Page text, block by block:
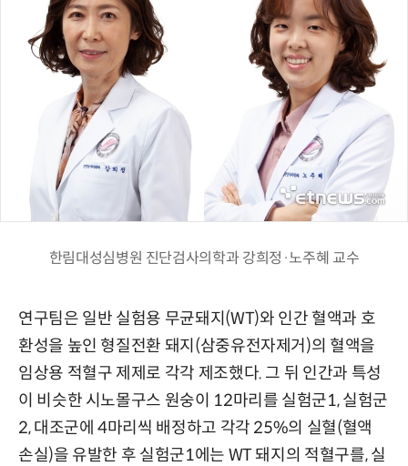
한림대성심병원 진단검사의학과 강희정·노주혜 교수
연구팀은 일반 실험용 무균돼지(WT)와 인간 혈액과 호
환성을 높인 형질전환 돼지(삼중유전자제거)의 혈액을
임상용 적혈구 제제로 각각 제조했다. 그 뒤 인간과 특성
이 비슷한 시노몰구스 원숭이 12마리를 실험군1, 실험군
2, 대조군에 4마리씩 배정하고 각각 25%의 실혈(혈액
손실)을 유발한 후 실험군1에는 WT 돼지의 적혈구를, 실